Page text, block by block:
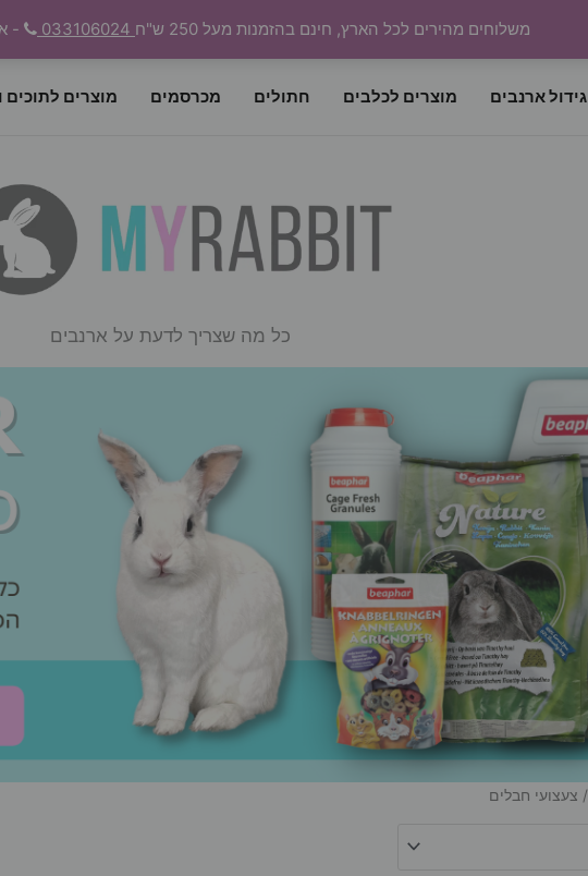
משלוחים מהירים לכל הארץ, חינם בהזמנות מעל 250 ש"ח -
גידול ארנבים מוצרים לכלבים חתולים מכרסמים מוצרים לתוכים
כל מה שצריך לדעת על ארנבים
/ צעצועי חבלים